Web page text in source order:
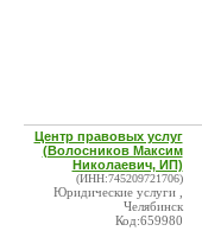
Центр правовых услуг
(Волосников Максим
Николаевич, ИП)
(ИНН:745209721706)
Юридические услуги ,
Челябинск
Код:659980